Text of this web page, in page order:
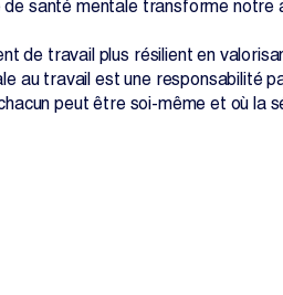
santé mentale transforme
de travail plus résilient en
au travail est une responsabilité
peut être soi-même et où la